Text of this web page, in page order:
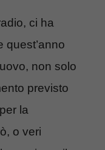
ci ha
quest’anno
non solo
previsto
la
o veri